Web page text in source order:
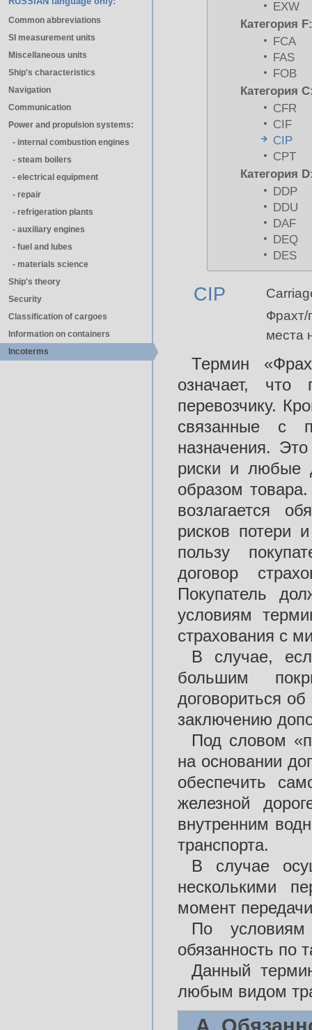
Common abbreviations
SI measurement units
Miscellaneous units
Ship's characteristics
Navigation
Communication
Power and propulsion systems:
- internal combustion engines
- steam boilers
- electrical equipment
- repair
- refrigeration plants
- auxiliary engines
- fuel and lubes
- materials science
Ship's theory
Security
Classification of cargoes
Information on containers
Incoterms
EXW
Категория
FCA
FAS
FOB
Категория
CFR
CIF
CIP
CPT
Категория
DDP
DDU
DAF
DEQ
DES
CIP
Фрахт/
места
Термин
означает, что
перевозчику.
связанные с
назначения.
риски и любые
образом
возлагается
рисков потери
пользу
договор
Покупатель
условиям
страхования с
В случае,
большим
договориться
заключению
Под словом
на основании
обеспечить
железной
внутренним
транспорта.
В случае
несколькими
момент
По
обязанность по
Данный
любым видом